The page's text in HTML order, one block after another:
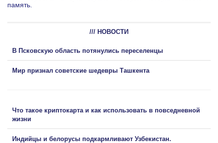
память.
/// НОВОСТИ
В Псковскую область потянулись переселенцы
Мир признал советские шедевры Ташкента
Что такое криптокарта и как использовать в повседневной
жизни
Индийцы и белорусы подкармливают Узбекистан.